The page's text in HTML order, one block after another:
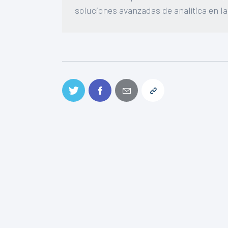
soluciones avanzadas de analítica en